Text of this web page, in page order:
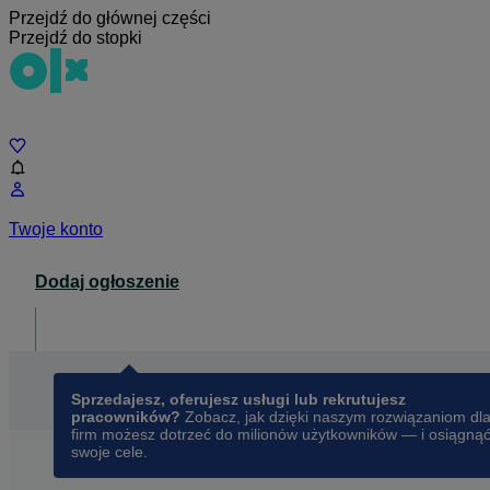
Przejdź do głównej części
Przejdź do stopki
Twoje konto
Dodaj ogłoszenie
Sprzedajesz, oferujesz usługi lub rekrutujesz
pracowników? Zobacz, jak dzięki naszym rozwiązaniom dla
firm możesz dotrzeć do milionów użytkowników — i osiągnąć
swoje cele.